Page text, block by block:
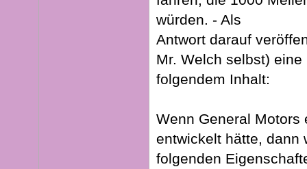
würden. - Als
Antwort darauf
Mr. Welch selbst)
folgendem Inhalt:
Wenn General Motors
entwickelt hätte, dann
folgenden